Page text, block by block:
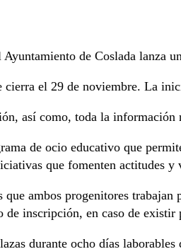
de Coslada lanza
el 29 de noviembre. La
así como, toda la información
de ocio educativo que
que fomenten actitudes
ambos progenitores
de inscripción, en caso de existir
durante ocho días